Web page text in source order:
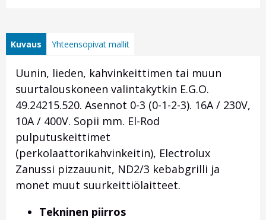
Kuvaus Yhteensopivat mallit
Uunin, lieden, kahvinkeittimen tai muun
suurtalouskoneen valintakytkin E.G.O.
49.24215.520. Asennot 0-3 (0-1-2-3). 16A / 230V,
10A / 400V. Sopii mm. El-Rod
pulputuskeittimet
(perkolaattorikahvinkeitin), Electrolux
Zanussi pizzauunit, ND2/3 kebabgrilli ja
monet muut suurkeittiölaitteet.
Tekninen piirros